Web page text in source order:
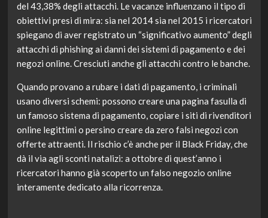
del 43,38% degli attacchi. Le vacanze influenzano il tipo di
obiettivi presi di mira: sia nel 2014 sia nel 2015 i ricercatori
spiegano di aver registrato un “significativo aumento” degli
attacchi di phishing ai danni dei sistemi di pagamento e dei
negozi online. Cresciuti anche gli attacchi contro le banche.
Quando provano a rubare i dati di pagamento, i criminali
usano diversi schemi: possono creare una pagina fasulla di
un famoso sistema di pagamento, copiare i siti di rivenditori
online legittimi o persino creare da zero falsi negozi con
offerte attraenti. Il rischio c’è anche per il Black Friday, che
dà il via agli sconti natalizi: a ottobre di quest’anno i
ricercatori hanno già scoperto un falso negozio online
interamente dedicato alla ricorrenza.